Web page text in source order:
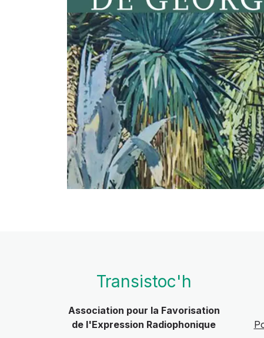
Transistoc'h
Association pour la Favorisation
de l'Expression Radiophonique